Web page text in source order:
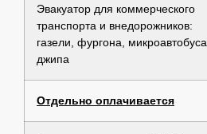
Эвакуатор для коммерческого
транспорта и внедорожников:
газели, фургона, микроавтобуса,
джипа
Отдельно оплачивается